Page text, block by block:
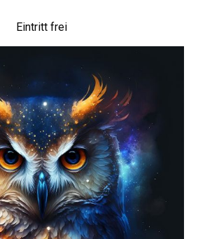
Eintritt frei